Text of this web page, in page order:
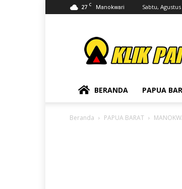
27 C Manokwari Sabtu,
BERANDA PAPUA
Beranda PAPUA BARAT